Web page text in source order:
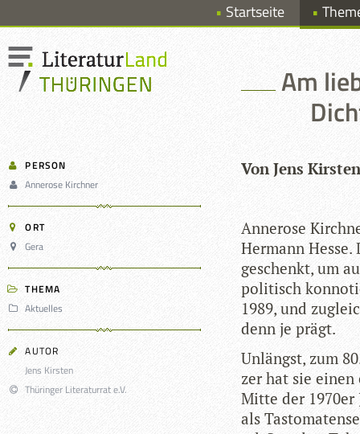
Startseite
Am
PERSON
Annerose Kirchner
ORT
Gera
THEMA
Aktuelles
AUTOR
Jens Kirsten
Thüringer Literaturrat e.V.
Von Jens Kirsten
Anne­rose
Her­mann Hesse.
geschenkt, um
poli­tisch
1989, und
denn je prägt.
Unlängst, zum
zer hat sie
Mitte der 1970er
als